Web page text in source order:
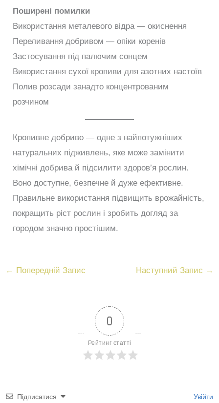
Поширені помилки
Використання металевого відра — окиснення
Переливання добривом — опіки коренів
Застосування під палючим сонцем
Використання сухої кропиви для азотних настоїв
Полив розсади занадто концентрованим
розчином
Кропивне добриво — одне з найпотужніших
натуральних підживлень, яке може замінити
хімічні добрива й підсилити здоров’я рослин.
Воно доступне, безпечне й дуже ефективне.
Правильне використання підвищить врожайність,
покращить ріст рослин і зробить догляд за
городом значно простішим.
← Попередній Запис Наступний Запис →
0
Рейтинг статті
Підписатися Увійти